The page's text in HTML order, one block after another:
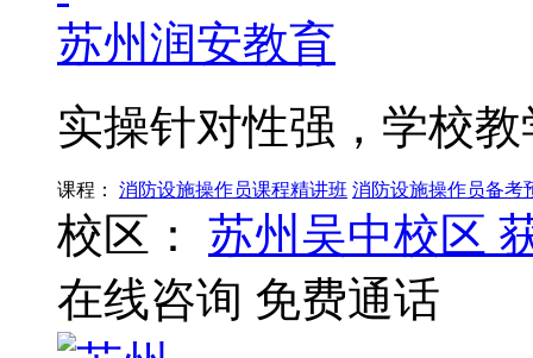
苏州润安教育
实操针对性强，学校
课程： 消防设施操作员课程精讲班 消防设施操作员备考
校区： 苏州吴中校区
在线咨询 免费通话